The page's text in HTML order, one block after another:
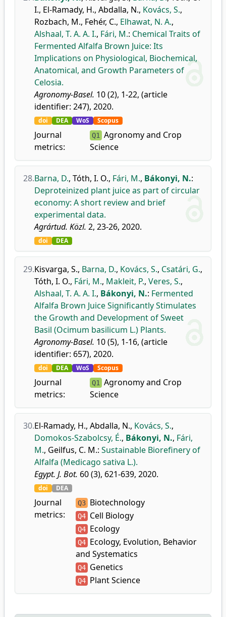
I., El-Ramady, H., Abdalla, N., Kovács, S.,
Rozbach, M., Fehér, C., Elhawat, N. A.,
Alshaal, T. A. A. I., Fári, M.: Chemical Traits of
Fermented Alfalfa Brown Juice: Its
Implications on Physiological, Biochemical,
Anatomical, and Growth Parameters of
Celosia.
Agronomy-Basel. 10 (2), 1-22, (article
identifier: 247), 2020.
doi DEA WoS Scopus
Journal
metrics:
Q1 Agronomy and Crop
Science
28.Barna, D., Tóth, I. O., Fári, M., Bákonyi, N.:
Deproteinized plant juice as part of circular
economy: A short review and brief
experimental data.
Agrártud. Közl. 2, 23-26, 2020.
doi DEA
29.Kisvarga, S., Barna, D., Kovács, S., Csatári, G.,
Tóth, I. O., Fári, M., Makleit, P., Veres, S.,
Alshaal, T. A. A. I., Bákonyi, N.: Fermented
Alfalfa Brown Juice Significantly Stimulates
the Growth and Development of Sweet
Basil (Ocimum basilicum L.) Plants.
Agronomy-Basel. 10 (5), 1-16, (article
identifier: 657), 2020.
doi DEA WoS Scopus
Journal
metrics:
Q1 Agronomy and Crop
Science
30.El-Ramady, H., Abdalla, N., Kovács, S.,
Domokos-Szabolcsy, É., Bákonyi, N., Fári,
M., Geilfus, C. M.: Sustainable Biorefinery of
Alfalfa (Medicago sativa L.).
Egypt. J. Bot. 60 (3), 621-639, 2020.
doi DEA
Journal
metrics:
Q3 Biotechnology
Q4 Cell Biology
Q4 Ecology
Q4 Ecology, Evolution, Behavior
and Systematics
Q4 Genetics
Q4 Plant Science